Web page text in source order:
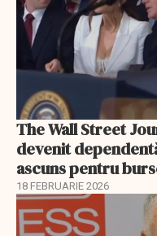
The Wall Street
devenit
ascuns pentru
18 FEBRUARIE 2026
EXCLUSIV